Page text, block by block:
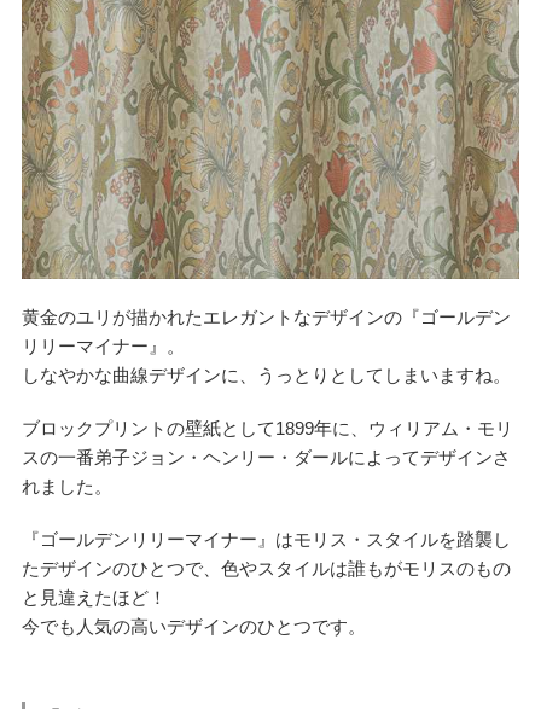
黄金のユリが描かれたエレガントなデザインの『ゴールデン
リリーマイナー』。
しなやかな曲線デザインに、うっとりとしてしまいますね。
ブロックプリントの壁紙として1899年に、ウィリアム・モリ
スの一番弟子ジョン・ヘンリー・ダールによってデザインさ
れました。
『ゴールデンリリーマイナー』はモリス・スタイルを踏襲し
たデザインのひとつで、色やスタイルは誰もがモリスのもの
と見違えたほど！
今でも人気の高いデザインのひとつです。